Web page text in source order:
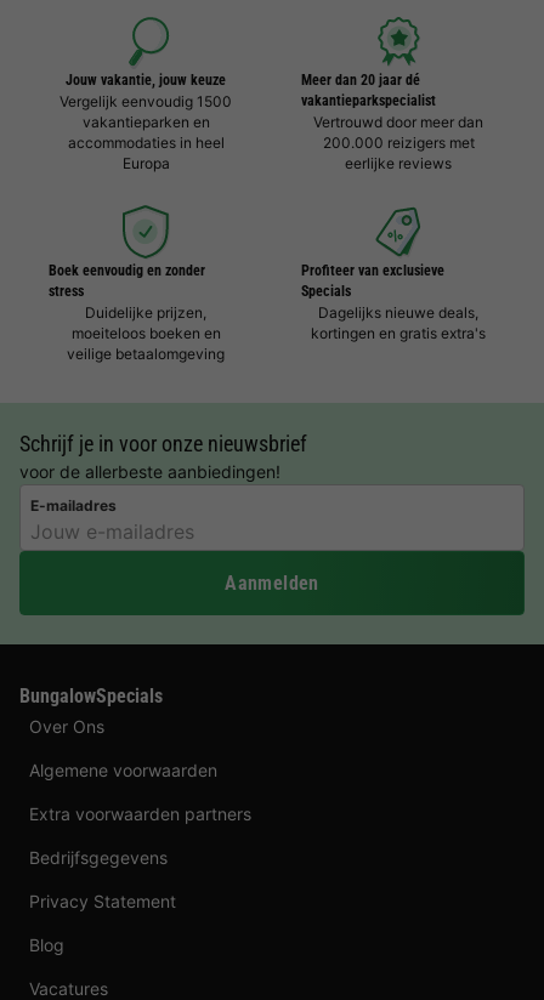
Jouw vakantie, jouw keuze
Vergelijk eenvoudig 1500
vakantieparken en
accommodaties in heel
Europa
Meer dan 20 jaar dé
vakantieparkspecialist
Vertrouwd door meer dan
200.000 reizigers met
eerlijke reviews
Boek eenvoudig en zonder
stress
Duidelijke prijzen,
moeiteloos boeken en
veilige betaalomgeving
Profiteer van exclusieve
Specials
Dagelijks nieuwe deals,
kortingen en gratis extra's
Schrijf je in voor onze nieuwsbrief
voor de allerbeste aanbiedingen!
E-mailadres
Aanmelden
BungalowSpecials
Over Ons
Algemene voorwaarden
Extra voorwaarden partners
Bedrijfsgegevens
Privacy Statement
Blog
Vacatures